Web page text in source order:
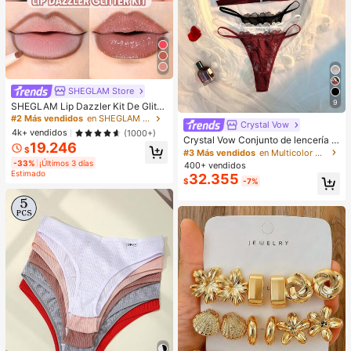
SHEGLAM Store
SHEGLAM Lip Dazzler Kit De Glitte
r Labial-Center Stage Lip Combo M
arca De Belleza CosméTica Maquill
aje Para Mujeres Y NiñAs
#2 Más vendidos
en SHEGLAM Maquillaje
4k+ vendidos
(1000+)
$19.246
-33% ¡Últimos 3 días
Estimado
9
Crystal Vow
Crystal Vow Conjunto de lencería s
exy de 6 piezas con encaje y patch
work con cierre delantero para muj
eres
#3 Más vendidos
en Multicolor Conjuntos de sujetador y braguita pa
400+ vendidos
$32.355 -7%